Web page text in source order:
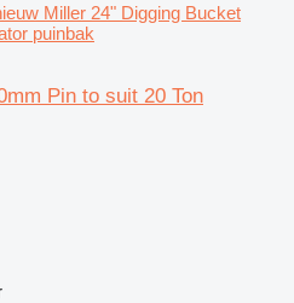
Miller 24" Digging Bucket
puinbak
Pin to suit 20 Ton